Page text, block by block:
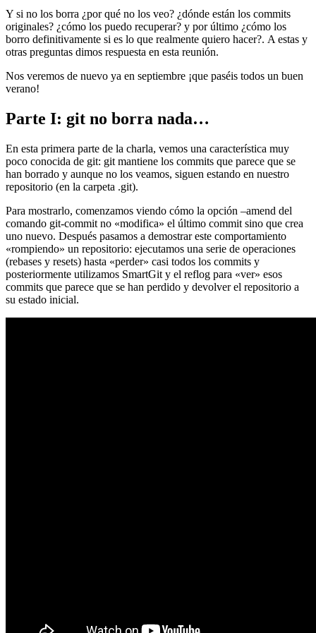
Y si no los borra ¿por qué no los veo? ¿dónde están los commits
originales? ¿cómo los puedo recuperar? y por último ¿cómo los
borro definitivamente si es lo que realmente quiero hacer?. A estas y
otras preguntas dimos respuesta en esta reunión.
Nos veremos de nuevo ya en septiembre ¡que paséis todos un buen
verano!
Parte I: git no borra nada…
En esta primera parte de la charla, vemos una característica muy
poco conocida de git: git mantiene los commits que parece que se
han borrado y aunque no los veamos, siguen estando en nuestro
repositorio (en la carpeta .git).
Para mostrarlo, comenzamos viendo cómo la opción –amend del
comando git-commit no «modifica» el último commit sino que crea
uno nuevo. Después pasamos a demostrar este comportamiento
«rompiendo» un repositorio: ejecutamos una serie de operaciones
(rebases y resets) hasta «perder» casi todos los commits y
posteriormente utilizamos SmartGit y el reflog para «ver» esos
commits que parece que se han perdido y devolver el repositorio a
su estado inicial.